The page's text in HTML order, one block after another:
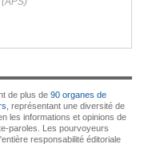
de plus de 90 organes de
, représentant une diversité de
les informations et opinions de
paroles. Les pourvoyeurs
responsabilité éditoriale